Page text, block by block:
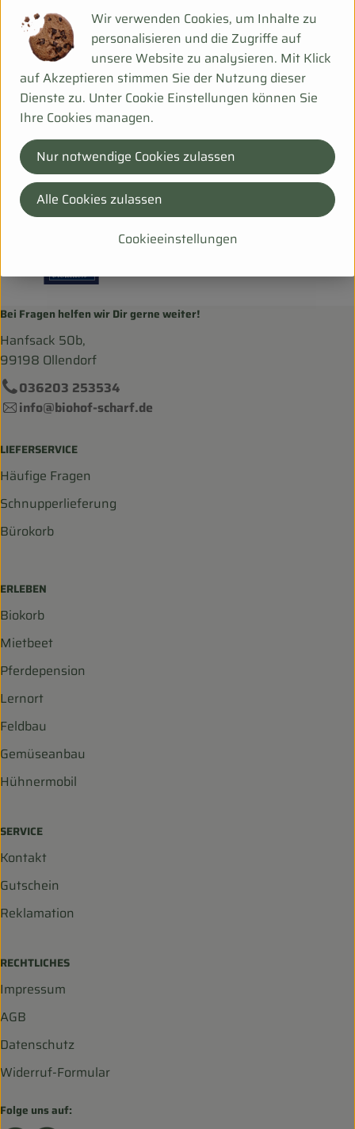
Herkunft
Hersteller: WPG
Deutschland
b* Pilzgarten
Bei Fragen helfen wir Dir gerne weiter!
Hanfsack 50b,
99198 Ollendorf
036203 253534
info@biohof-scharf.de
LIEFERSERVICE
Häufige Fragen
Schnupperlieferung
Bürokorb
ERLEBEN
Biokorb
Mietbeet
Pferdepension
Lernort
Feldbau
Gemüseanbau
Hühnermobil
SERVICE
Kontakt
Gutschein
Reklamation
RECHTLICHES
Impressum
AGB
Datenschutz
Widerruf-Formular
Folge uns auf:
Wir verwenden Cookies, um Inhalte zu
personalisieren und die Zugriffe auf
unsere Website zu analysieren. Mit Klick
auf Akzeptieren stimmen Sie der Nutzung dieser
Dienste zu. Unter Cookie Einstellungen können Sie
Ihre Cookies managen.
Cookieeinstellungen
Nur notwendige Cookies zulassen
Alle Cookies zulassen